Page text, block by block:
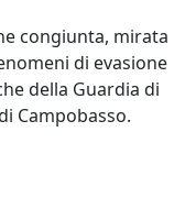
congiunta, mirata
di evasione
della Guardia di
Campobasso.